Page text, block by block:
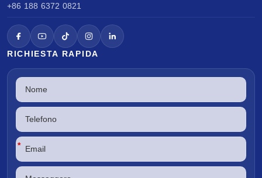
+86 188 6372 0821
RICHIESTA RAPIDA
*